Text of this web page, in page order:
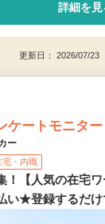
詳細を見
更新日： 2026/07/
ケートモニター
ー
宅・内職
！【人気の在宅ワ
い★登録するだけ